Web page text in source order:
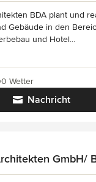
BDA plant und
Gebäude in den
und Hotel...
Nachricht
Wetter
GmbH/